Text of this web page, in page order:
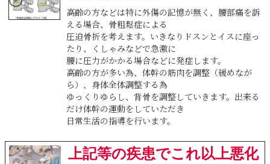
高齢の方などは特に外傷の記憶が無く、腰部痛を訴
える場合、骨粗鬆症による
圧迫骨折を考えます。いきなりドスンとイスに座っ
たり、くしゃみなどで急激に
腰に圧力がかかる場合などに発症します。
高齢の方が多い為、体幹の筋肉を調整（緩めなが
ら）、身体全体調整する為
ゆっくりゆらし、背骨を調整していきます。出来る
だけ体幹の運動をしていただき
日常生活の指導を行います。
上記等の疾患でこれ以上悪化